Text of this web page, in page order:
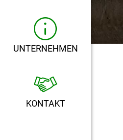
UNTERNEHMEN
KONTAKT